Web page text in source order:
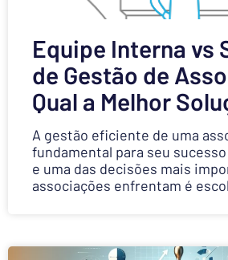
Equipe Interna vs
de Gestão de
Qual a Melhor
A gestão eficiente de uma
fundamental para seu
e uma das decisões mais
associações enfrentam é